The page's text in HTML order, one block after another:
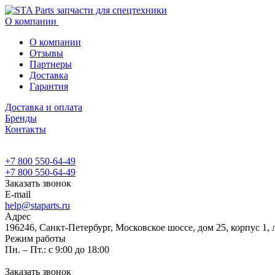
О компании
О компании
Отзывы
Партнеры
Доставка
Гарантия
Доставка и оплата
Бренды
Контакты
+7 800 550-64-49
+7 800 550-64-49
Заказать звонок
E-mail
help@staparts.ru
Адрес
196246, Санкт-Петербург, Московское шоссе, дом 25, корпус 1,
Режим работы
Пн. – Пт.: с 9:00 до 18:00
Заказать звонок